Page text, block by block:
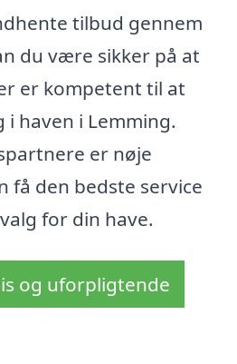
tilbud gennem
du være sikker på at
er kompetent til at
haven i Lemming.
er nøje
få den bedste service
for din have.
og uforpligtende